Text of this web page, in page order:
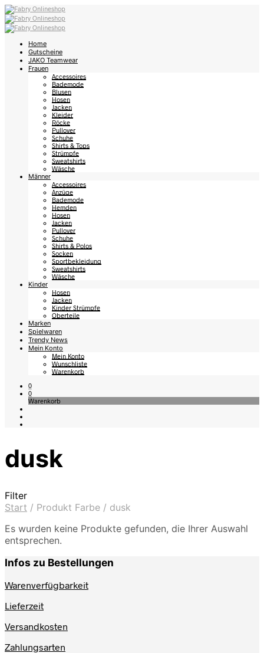
Home
Gutscheine
JAKO Teamwear
Frauen
Accessoires
Bademode
Blusen
Hosen
Jacken
Kleider
Röcke
Pullover
Schuhe
Shirts & Tops
Strümpfe
Sweatshirts
Wäsche
Männer
Accessoires
Anzüge
Bademode
Hemden
Hosen
Jacken
Pullover
Schuhe
Shirts & Polos
Socken
Sportbekleidung
Sweatshirts
Wäsche
Kinder
Hosen
Jacken
Kinder Strümpfe
Oberteile
Marken
Spielwaren
Trendy News
Mein Konto
Mein Konto
Wunschliste
Warenkorb
0
0
Warenkorb
dusk
Filter
Start / Produkt Farbe / dusk
Es wurden keine Produkte gefunden, die Ihrer Auswahl
entsprechen.
Infos zu Bestellungen
Warenverfügbarkeit
Lieferzeit
Versandkosten
Zahlungsarten